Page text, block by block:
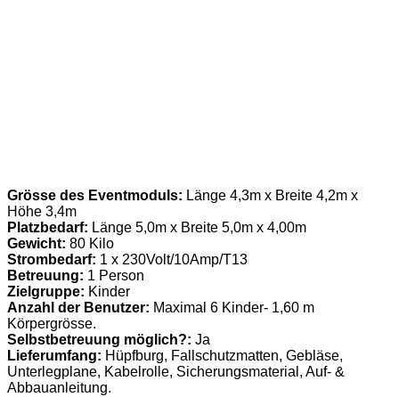
Grösse des Eventmoduls: Länge 4,3m x Breite 4,2m x
Höhe 3,4m
Platzbedarf: Länge 5,0m x Breite 5,0m x 4,00m
Gewicht: 80 Kilo
Strombedarf: 1 x 230Volt/10Amp/T13
Betreuung: 1 Person
Zielgruppe: Kinder
Anzahl der Benutzer: Maximal 6 Kinder- 1,60 m
Körpergrösse.
Selbstbetreuung möglich?: Ja
Lieferumfang: Hüpfburg, Fallschutzmatten, Gebläse,
Unterlegplane, Kabelrolle, Sicherungsmaterial, Auf- &
Abbauanleitung.